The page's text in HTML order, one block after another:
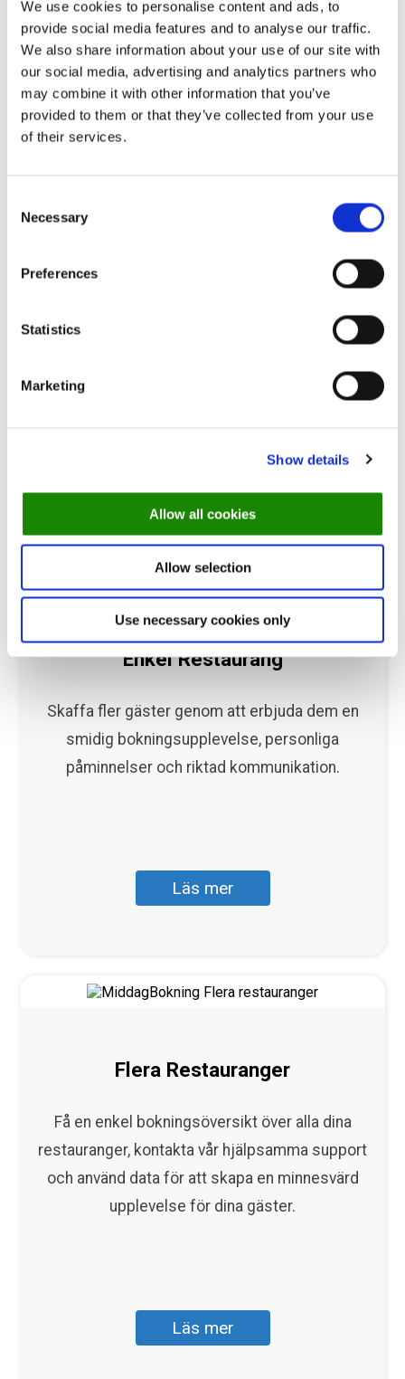
We use cookies to personalise content and ads, to
provide social media features and to analyse our traffic.
We also share information about your use of our site with
our social media, advertising and analytics partners who
may combine it with other information that you’ve
provided to them or that they’ve collected from your use
of their services.
Selection
Necessary
Preferences
Statistics
Marketing
Show details
Allow all cookies
Allow selection
Use necessary cookies only
Fine Dining
bokningsflöde efter din restaurangs koncept.
Enkel Restaurang
Skaffa fler gäster genom att erbjuda dem en
smidig bokningsupplevelse, personliga
påminnelser och riktad kommunikation.
Läs mer
Flera Restauranger
Få en enkel bokningsöversikt över alla dina
restauranger, kontakta vår hjälpsamma support
och använd data för att skapa en minnesvärd
upplevelse för dina gäster.
Läs mer